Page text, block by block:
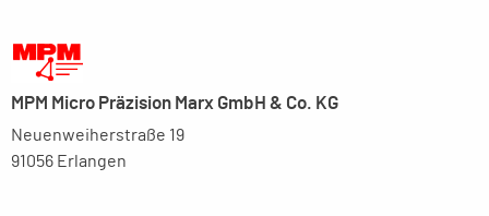
MPM Micro Präzision Marx GmbH & Co. KG
Neuenweiherstraße 19
91056 Erlangen